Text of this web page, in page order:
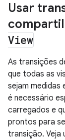
Usar
View
As transições
que todas as
sejam medidas
é necessário
carregados e
prontos para
transição. Veja